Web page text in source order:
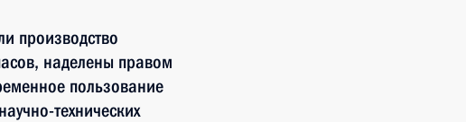
производство
наделены правом
пользование
технических